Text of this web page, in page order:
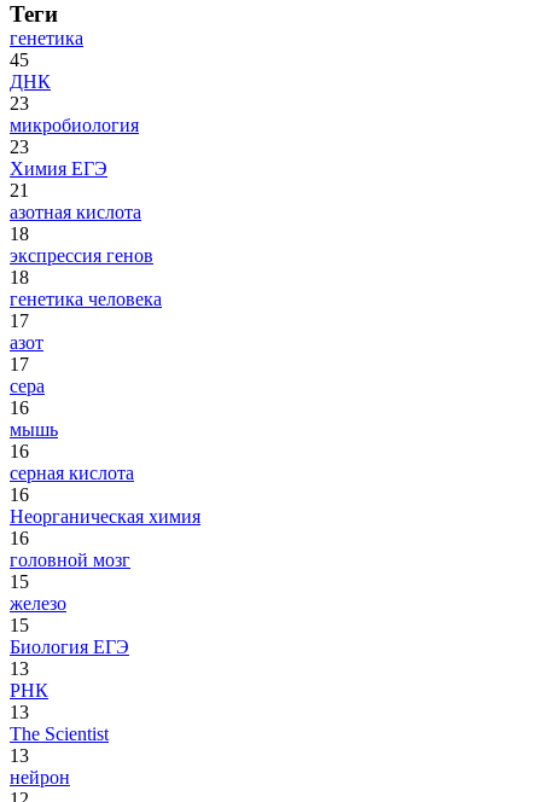
Теги
генетика
45
ДНК
23
микробиология
23
Химия ЕГЭ
21
азотная кислота
18
экспрессия генов
18
генетика человека
17
азот
17
сера
16
мышь
16
серная кислота
16
Неорганическая химия
16
головной мозг
15
железо
15
Биология ЕГЭ
13
РНК
13
The Scientist
13
нейрон